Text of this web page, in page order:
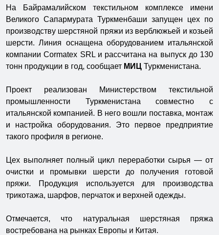
На Байрамалийском текстильном комплексе имени
Великого Сапармурата Туркменбаши запущен цех по
производству шерстяной пряжи из верблюжьей и козьей
шерсти. Линия оснащена оборудованием итальянской
компании Cormatex SRL и рассчитана на выпуск до 130
тонн продукции в год, сообщает МИЦ Туркменистана.
Проект реализован Министерством текстильной
промышленности Туркменистана совместно с
итальянской компанией. В него вошли поставка, монтаж
и настройка оборудования. Это первое предприятие
такого профиля в регионе.
Цех выполняет полный цикл переработки сырья — от
очистки и промывки шерсти до получения готовой
пряжи. Продукция используется для производства
трикотажа, шарфов, перчаток и верхней одежды.
Отмечается, что натуральная шерстяная пряжа
востребована на рынках Европы и Китая.